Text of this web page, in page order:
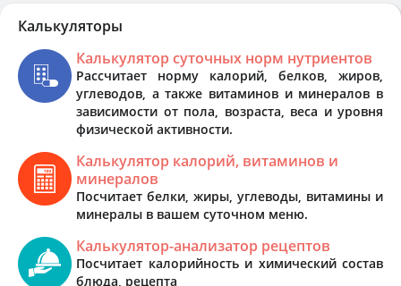
Калькуляторы
Калькулятор суточных норм нутриентов
Рассчитает норму калорий, белков, жиров,
углеводов, а также витаминов и минералов в
зависимости от пола, возраста, веса и уровня
физической активности.
Калькулятор калорий, витаминов и
минералов
Посчитает белки, жиры, углеводы, витамины и
минералы в вашем суточном меню.
Калькулятор-анализатор рецептов
Посчитает калорийность и химический состав
блюда, рецепта